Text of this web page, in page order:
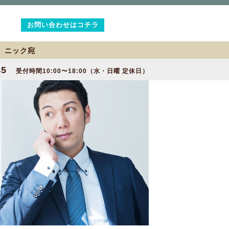
お問い合わせはコチラ
ック宛
受付時間10:00〜18:00（水・日曜 定休日）